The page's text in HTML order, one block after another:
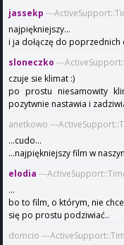
jassekp ---
najpiękniejszy...
i ja dołączę do poprzednich
sloneczko ---
czuje sie klimat :)
po prostu niesamowity
pozytwnie nastawia i
anetkowo ---
...cudo...
...najpiękniejszy film w
elodia ---
...
bo to film, o którym, nie
się po prostu podziwiać..
domcio ---